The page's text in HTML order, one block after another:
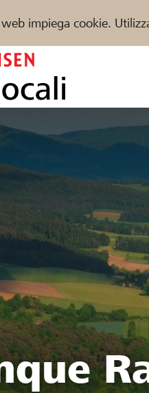
impiega cookie.
Aiuto & supporto
e organizzazioni